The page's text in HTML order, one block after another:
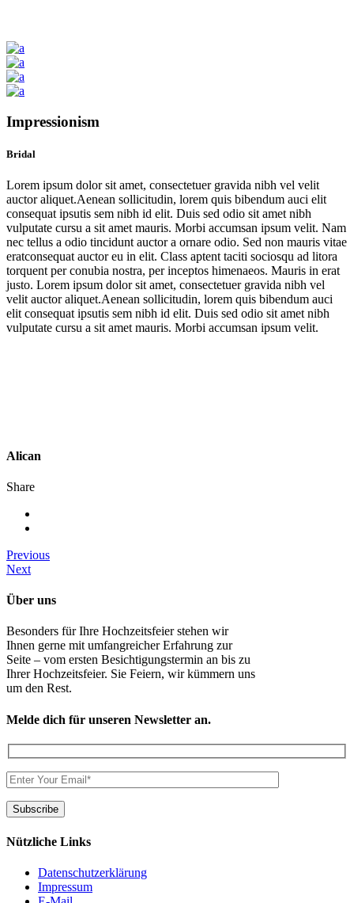
Impressionism
Bridal
Lorem ipsum dolor sit amet, consectetuer gravida nibh vel velit
auctor aliquet.Aenean sollicitudin, lorem quis bibendum auci elit
consequat ipsutis sem nibh id elit. Duis sed odio sit amet nibh
vulputate cursu a sit amet mauris. Morbi accumsan ipsum velit. Nam
nec tellus a odio tincidunt auctor a ornare odio. Sed non mauris vitae
eratconsequat auctor eu in elit. Class aptent taciti sociosqu ad litora
torquent per conubia nostra, per inceptos himenaeos. Mauris in erat
justo. Lorem ipsum dolor sit amet, consectetuer gravida nibh vel
velit auctor aliquet.Aenean sollicitudin, lorem quis bibendum auci
elit consequat ipsutis sem nibh id elit. Duis sed odio sit amet nibh
vulputate cursu a sit amet mauris. Morbi accumsan ipsum velit.
Alican
Share
Previous
Next
Über uns
Besonders für Ihre Hochzeitsfeier stehen wir
Ihnen gerne mit umfangreicher Erfahrung zur
Seite – vom ersten Besichtigungstermin an bis zu
Ihrer Hochzeitsfeier. Sie Feiern, wir kümmern uns
um den Rest.
Melde dich für unseren Newsletter an.
Nützliche Links
Datenschutzerklärung
Impressum